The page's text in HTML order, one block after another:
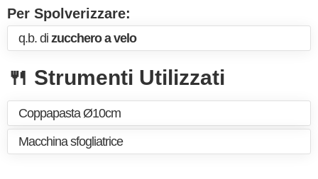
Per Spolverizzare:
q.b. di zucchero a velo
🍴 Strumenti Utilizzati
Coppapasta Ø10cm
Macchina sfogliatrice